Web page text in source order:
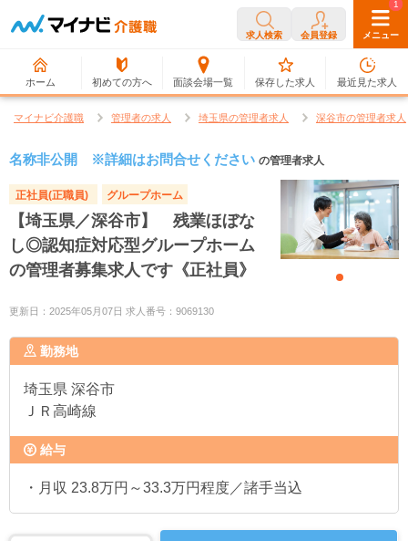
求人検索 会員登録 メニュー
ホーム 初めての方へ 面談会場一覧
0
保存した求人
1
最近見た求人
マイナビ介護職 管理者の求人 埼玉県の管理者求人 深谷市の管理者求人
名称非公開 ※詳細はお問合せください の管理者求人
正社員(正職員) グループホーム
【埼玉県／深谷市】 残業ほぼな
し◎認知症対応型グループホーム
の管理者募集求人です《正社員》
更新日：2025年05月07日 求人番号：9069130
勤務地
埼玉県 深谷市
ＪＲ高崎線
給与
・月収 23.8万円～33.3万円程度／諸手当込